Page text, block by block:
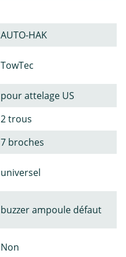
AUTO-HAK
TowTec
pour attelage US
2 trous
7 broches
universel
buzzer ampoule défaut
Non